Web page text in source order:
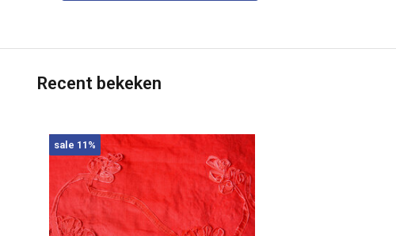
Recent bekeken
sale 11%